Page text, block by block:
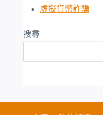
虛擬貨幣詐騙
搜尋